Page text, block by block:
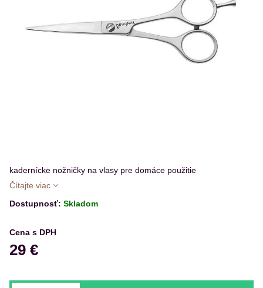
kadernícke nožničky na vlasy pre domáce použitie
Čítajte viac
Dostupnosť: Skladom
Cena s DPH
29 €